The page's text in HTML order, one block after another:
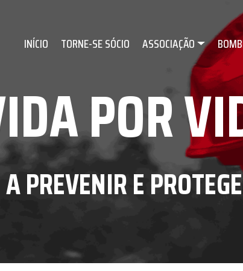
INÍCIO TORNE-SE SÓCIO ASSOCIAÇÃO
POR
A PREVENIR E